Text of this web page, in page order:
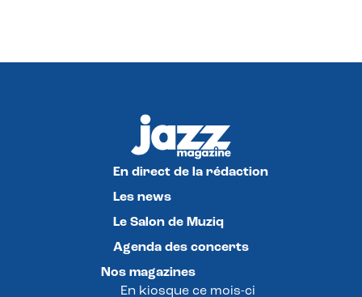
En direct de la rédaction
Les news
Le Salon de Muziq
Agenda des concerts
Nos magazines
En kiosque ce mois-ci